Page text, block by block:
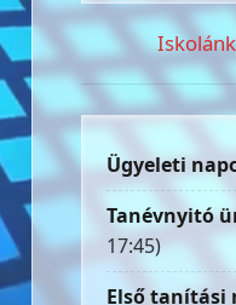
Ügyeleti
Tanévnyitó
17:45)
Első tanítási